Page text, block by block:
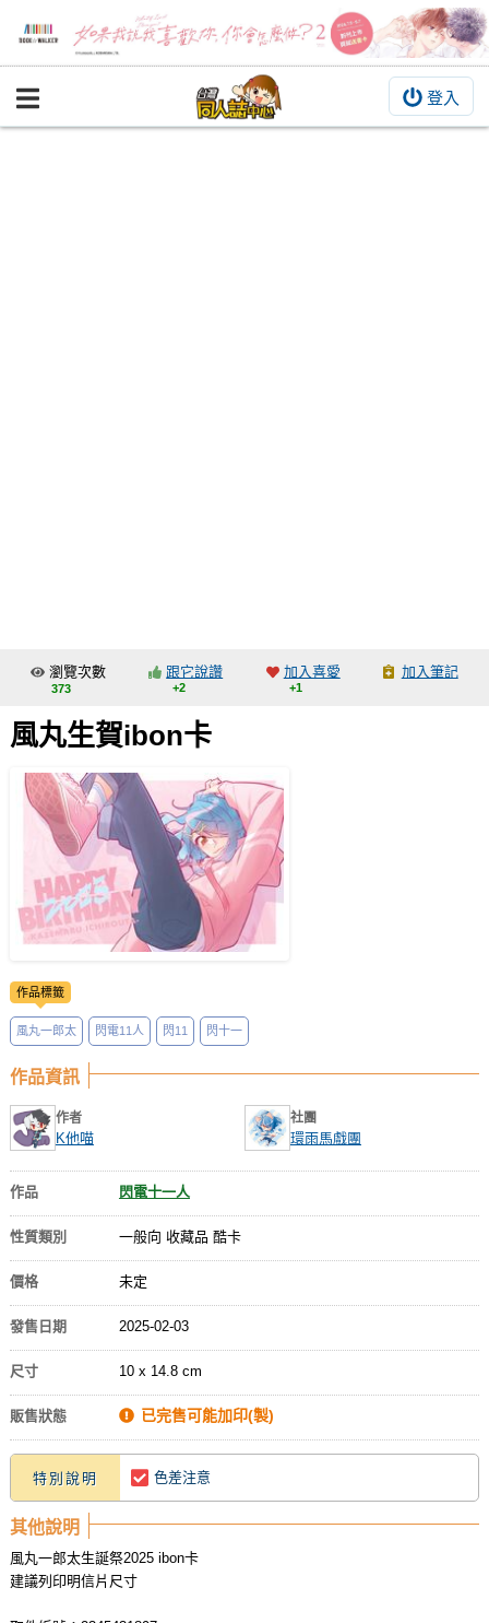
登入
BOOKY書集倉庫
交流中心
攤位轉讓區
會員中心
註冊會員
登入
瀏覽次數
373
跟它說讚
+2
加入喜愛
+1
加入筆記
風丸生賀ibon卡
作品標籤
風丸一郎太 閃電11人 閃11 閃十一
作品資訊
作者
K他喵
社團
環雨馬戲團
作品 閃電十一人
性質類別 一般向 收藏品 酷卡
價格 未定
發售日期 2025-02-03
尺寸 10 x 14.8 cm
販售狀態 已完售可能加印(製)
特別說明 色差注意
其他說明
風丸一郎太生誕祭2025 ibon卡
建議列印明信片尺寸